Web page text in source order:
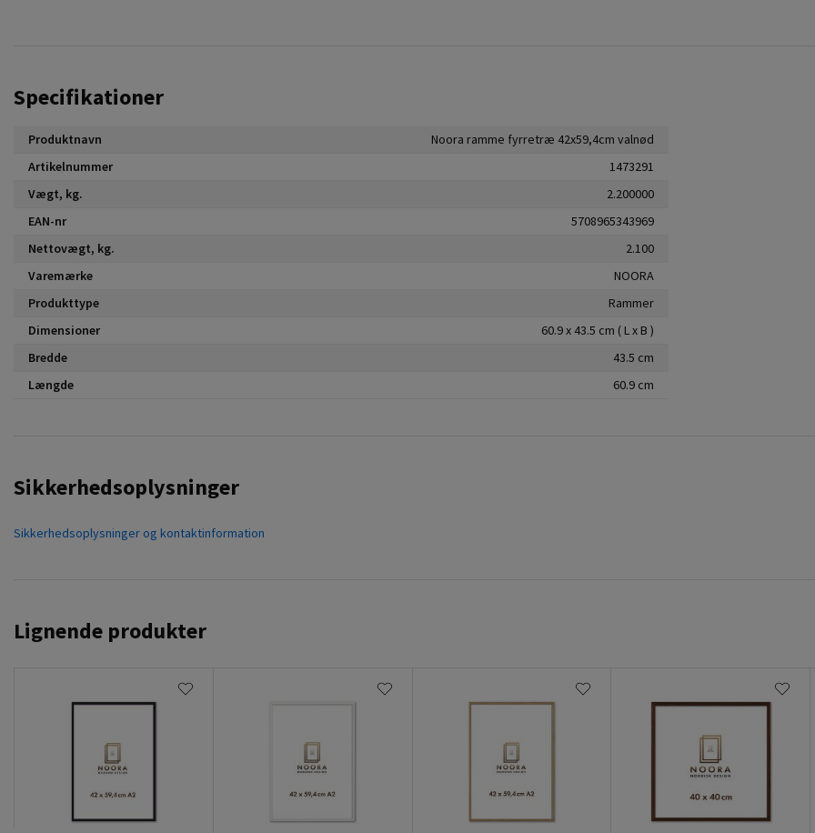
Specifikationer
Produktnavn
Noora ramme fyrretræ 42x59,4cm valnød
Artikelnummer
1473291
Vægt, kg.
2.200000
EAN-nr
5708965343969
Nettovægt, kg.
2.100
Varemærke
NOORA
Produkttype
Rammer
Dimensioner
60.9 x 43.5 cm ( L x B )
Bredde
43.5 cm
Længde
60.9 cm
Sikkerhedsoplysninger
Sikkerhedsoplysninger og kontaktinformation
Lignende produkter